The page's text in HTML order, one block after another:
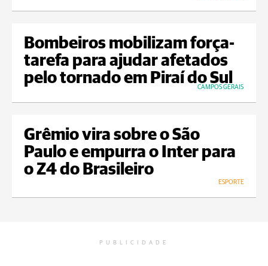
Bombeiros mobilizam força-
tarefa para ajudar afetados
pelo tornado em Piraí do Sul
CAMPOS GERAIS
Grêmio vira sobre o São
Paulo e empurra o Inter para
o Z4 do Brasileiro
ESPORTE
PUBLICIDADE